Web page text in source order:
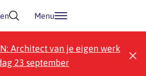
Menu
Architect van je eigen werk
23 september